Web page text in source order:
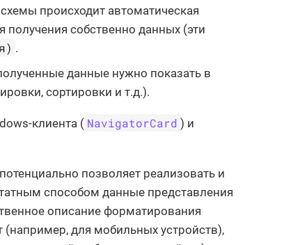
происходит автоматическая
собственно данных (эти
.
данные нужно показать в
сортировки и т.д.).
клиента ( NavigatorCard ) и
позволяет реализовать и
способом данные представления
описание форматирования
для мобильных устройств),